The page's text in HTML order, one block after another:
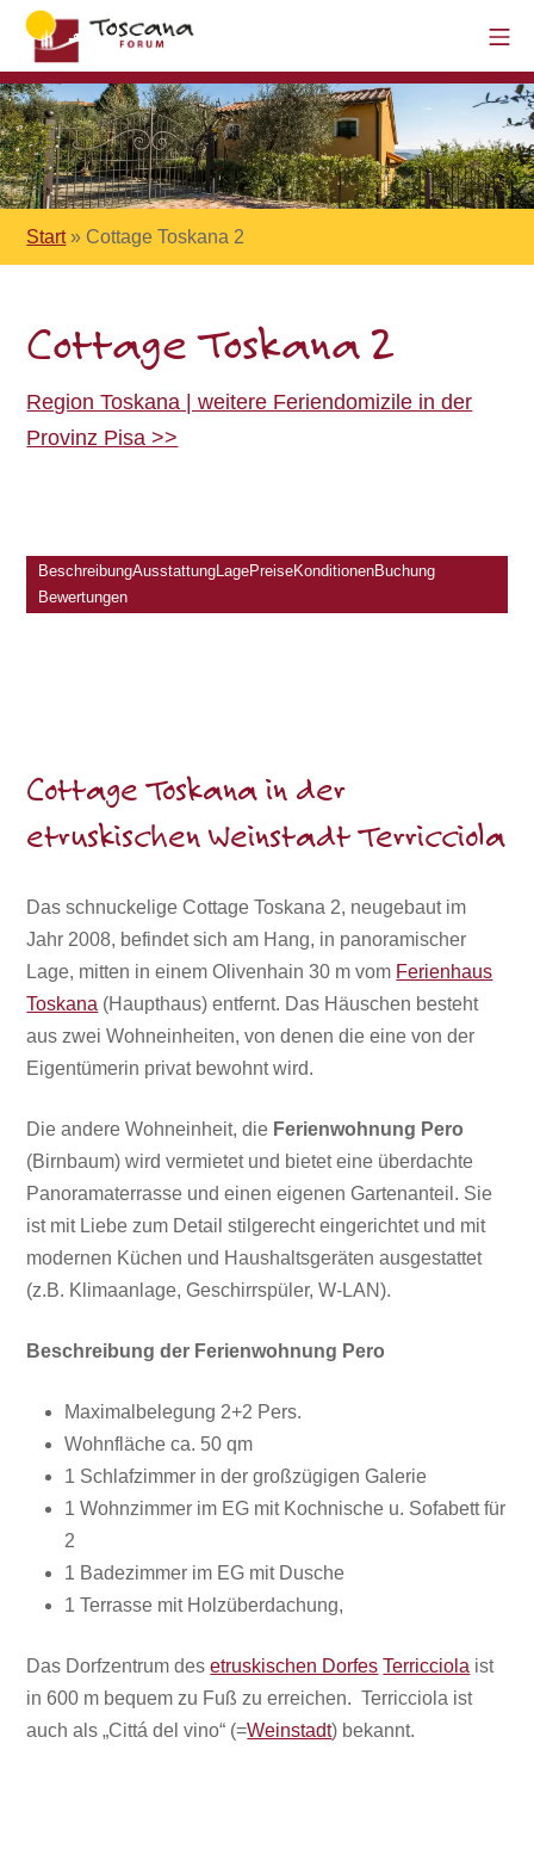
Start»Cottage Toskana 2
Cottage Toskana 2
Region Toskana | weitere Feriendomizile in der
Provinz Pisa >>
BeschreibungAusstattungLagePreiseKonditionenBuchung
Bewertungen
Cottage Toskana in der
etruskischen Weinstadt Terricciola
Das schnuckelige Cottage Toskana 2, neugebaut im
Jahr 2008, befindet sich am Hang, in panoramischer
Lage, mitten in einem Olivenhain 30 m vom Ferienhaus
Toskana (Haupthaus) entfernt. Das Häuschen besteht
aus zwei Wohneinheiten, von denen die eine von der
Eigentümerin privat bewohnt wird.
Die andere Wohneinheit, die Ferienwohnung Pero
(Birnbaum) wird vermietet und bietet eine überdachte
Panoramaterrasse und einen eigenen Gartenanteil. Sie
ist mit Liebe zum Detail stilgerecht eingerichtet und mit
modernen Küchen und Haushaltsgeräten ausgestattet
(z.B. Klimaanlage, Geschirrspüler, W-LAN).
Beschreibung der Ferienwohnung Pero
Maximalbelegung 2+2 Pers.
Wohnfläche ca. 50 qm
1 Schlafzimmer in der großzügigen Galerie
1 Wohnzimmer im EG mit Kochnische u. Sofabett für
2
1 Badezimmer im EG mit Dusche
1 Terrasse mit Holzüberdachung,
Das Dorfzentrum desetruskischen Dorfes Terricciola ist
in 600 m bequem zu Fuß zu erreichen. Terricciola ist
auch als „Cittá del vino“ (=Weinstadt) bekannt.